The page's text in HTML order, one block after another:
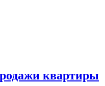
квартиры